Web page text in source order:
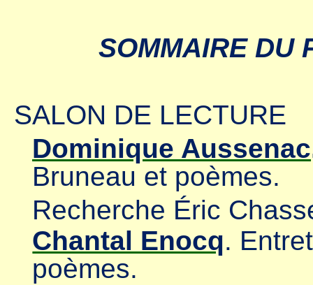
SOMMAIRE DU
SALON DE LECTURE
Dominique Aussenac
Bruneau et poèmes.
Recherche Éric
Chantal Enocq.
poèmes.